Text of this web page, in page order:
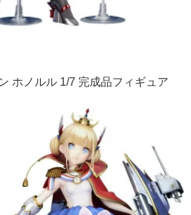
ホノルル 1/7 完成品フィギュア